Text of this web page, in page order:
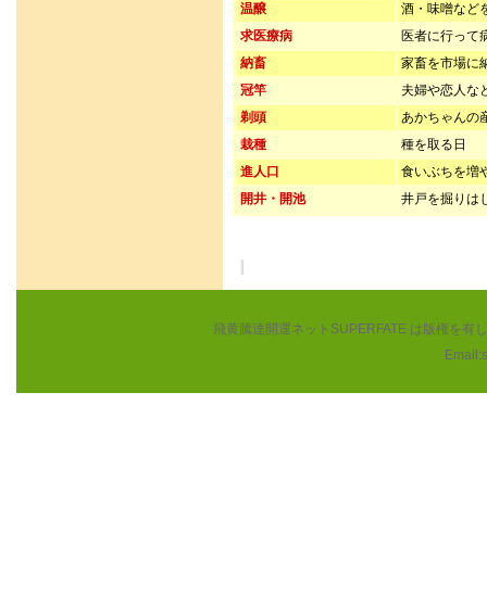
温醸
酒・味噌など
求医療病
医者に行って
納畜
家畜を市場に
冠竿
夫婦や恋人な
剃頭
あかちゃんの
栽種
種を取る日
進人口
食いぶちを増
開井・開池
井戸を掘りは
飛黄騰達開運ネットSUPERFATE は版権を有
Email: